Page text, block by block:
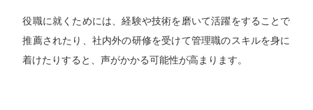
役職に就くためには、経験や技術を磨いて活躍をすることで
推薦されたり、社内外の研修を受けて管理職のスキルを身に
着けたりすると、声がかかる可能性が高まります。